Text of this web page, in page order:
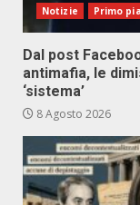
Notizie Primo
Dal post
antimafia, le
‘sistema’
8 Agosto 2026